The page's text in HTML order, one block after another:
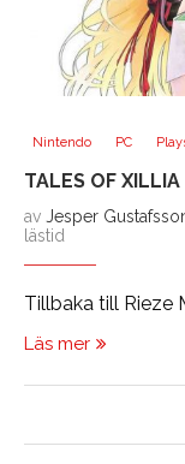
Nintendo PC
TALES OF
av Jesper
lästid
Tillbaka till Rieze
Läs mer